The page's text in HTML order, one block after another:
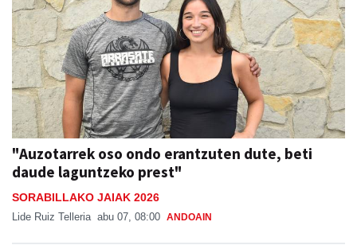
"Auzotarrek oso ondo erantzuten dute, beti
daude laguntzeko prest"
SORABILLAKO JAIAK 2026
Lide Ruiz Telleria abu 07, 08:00